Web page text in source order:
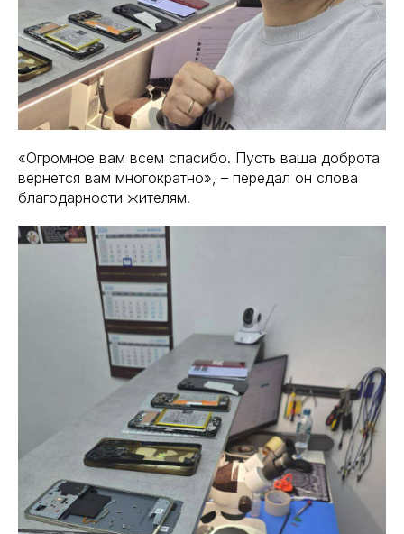
«Огромное вам всем спасибо. Пусть ваша доброта
вернется вам многократно», – передал он слова
благодарности жителям.